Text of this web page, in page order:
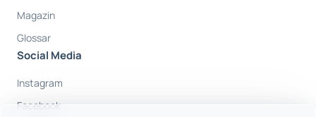
Magazin
Glossar
Social Media
Instagram
Facebook